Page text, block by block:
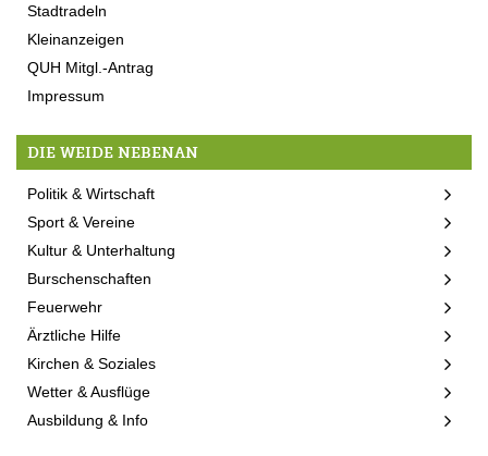
Stadtradeln
Kleinanzeigen
QUH Mitgl.-Antrag
Impressum
DIE WEIDE NEBENAN
Politik & Wirtschaft
Sport & Vereine
Kultur & Unterhaltung
Burschenschaften
Feuerwehr
Ärztliche Hilfe
Kirchen & Soziales
Wetter & Ausflüge
Ausbildung & Info